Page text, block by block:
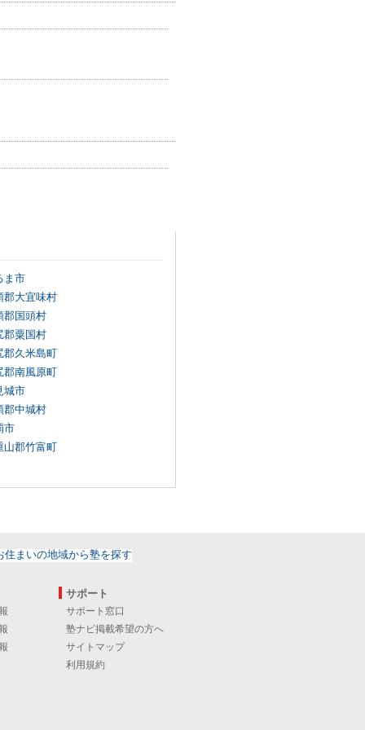
ま市
郡大宜味村
郡国頭村
郡粟国村
郡久米島町
郡南風原町
城市
郡中城村
市
山郡竹富町
サポート
サポート窓口
塾ナビ掲載希望の方へ
サイトマップ
利用規約